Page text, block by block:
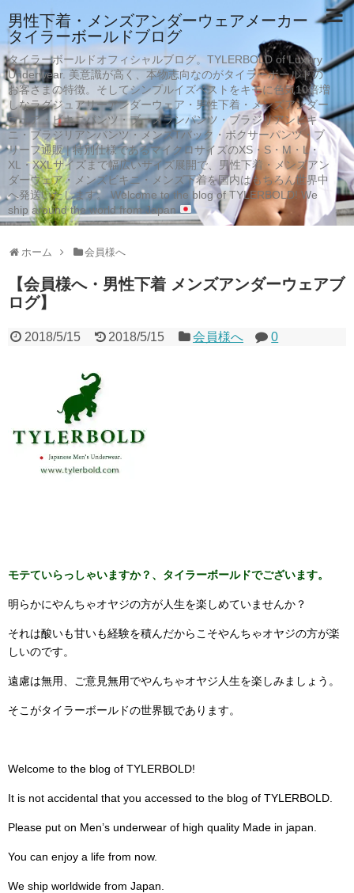
男性下着・メンズアンダーウェアメーカー
タイラーボールドブログ
タイラーボールドオフィシャルブログ。TYLERBOLD of Luxury
Underwear. 美意識が高く、本物志向なのがタイラーボールドの
お客さまの特徴。そしてシンプルイズベストをキモに色気10倍増
しなラグジュアリーアンダーウェア・男性下着・メンズアンダー
ウェア・ビキニパンツ・ブーメランパンツ・ブラジリアンビキ
ニ・ブラジリアンパンツ・メンズTバック・ボクサーパンツ・ブ
リーフ通販 | 特別仕様であるマイクロサイズのXS・S・M・L・
XL・XXLサイズまで幅広いサイズ展開で、男性下着・メンズアン
ダーウェア・メンズビキニ・メンズ下着を国内はもちろん世界中
へ発送いたします。 Welcome to the blog of TYLERBOLD! We
ship around the world from Japan
ホーム 会員様へ
【会員様へ・男性下着 メンズアンダーウェアブ
ログ】
2018/5/15 2018/5/15 会員様へ 0
モテていらっしゃいますか？、タイラーボールドでございます。
明らかにやんちゃオヤジの方が人生を楽しめていませんか？
それは酸いも甘いも経験を積んだからこそやんちゃオヤジの方が楽
しいのです。
遠慮は無用、ご意見無用でやんちゃオヤジ人生を楽しみましょう。
そこがタイラーボールドの世界観であります。
Welcome to the blog of TYLERBOLD!
It is not accidental that you accessed to the blog of TYLERBOLD.
Please put on Men’s underwear of high quality Made in japan.
You can enjoy a life from now.
We ship worldwide from Japan.